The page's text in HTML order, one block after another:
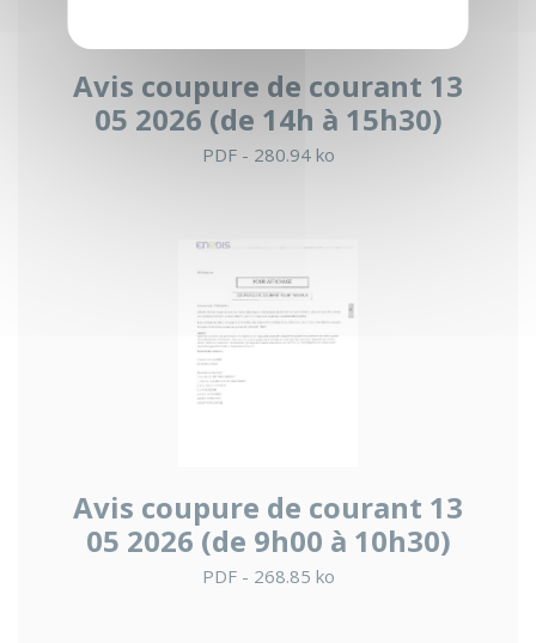
Avis coupure de courant 13
05 2026 (de 14h à 15h30)
PDF - 280.94 ko
Avis coupure de courant 13
05 2026 (de 9h00 à 10h30)
PDF - 268.85 ko